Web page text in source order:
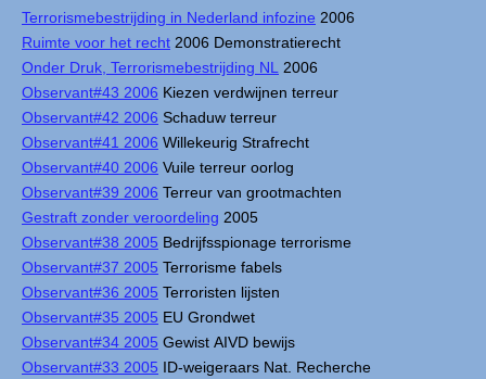
Terrorismebestrijding in Nederland infozine 2006
Ruimte voor het recht 2006 Demonstratierecht
Onder Druk, Terrorismebestrijding NL
2006
Observant#43 2006 Kiezen verdwijnen terreur
Observant#42 2006 Schaduw terreur
Observant#41 2006 Willekeurig Strafrecht
Observant#40 2006 Vuile terreur oorlog
Observant#39 2006 Terreur van grootmachten
Gestraft zonder veroordeling 2005
Observant#38 2005 Bedrijfsspionage terrorisme
Observant#37 2005 Terrorisme fabels
Observant#36 2005 Terroristen lijsten
Observant#35 2005 EU Grondwet
Observant#34 2005 Gewist AIVD bewijs
Observant#33 2005 ID-weigeraars Nat. Recherche